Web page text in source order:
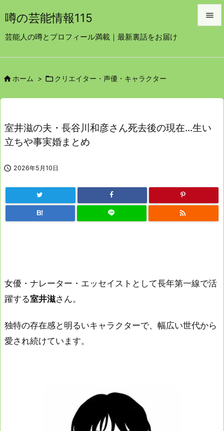
噂の芸能情報115
芸能人の噂とプロフィール満載｜最新裏話をお届け

前へ
次へ
ホーム >  クリエイター・声優・キャラクター
室井滋の夫・長谷川和彦さん死去後の現在…生い
立ちや事実婚まとめ
 2026年5月10日
B! 
女優・ナレーター・エッセイストとして長年第一線で活
躍する室井滋さん。
独特の存在感と明るいキャラクターで、幅広い世代から
愛され続けています。